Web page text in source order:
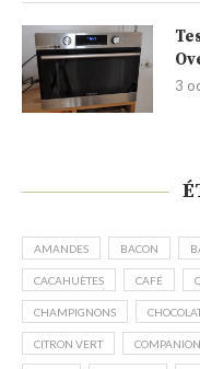
3
AMANDES BACON
CACAHUÈTES CAFÉ
CHAMPIGNONS
CITRON VERT COMPANION